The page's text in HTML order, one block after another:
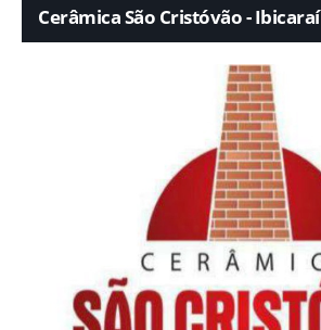
Cerâmica São Cristóvão - Ibicaraí